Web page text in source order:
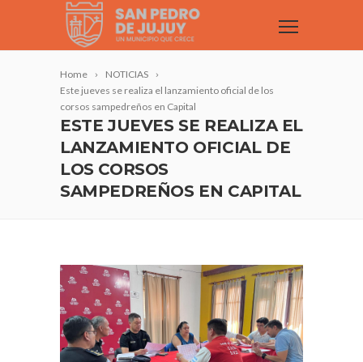
Home
NOTICIAS
Este jueves se realiza el lanzamiento oficial de los
corsos sampedreños en Capital
ESTE JUEVES SE REALIZA EL
LANZAMIENTO OFICIAL DE
LOS CORSOS
SAMPEDREÑOS EN CAPITAL